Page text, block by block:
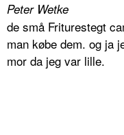
Peter Wetke
de små Friturestegt
man købe dem. og ja
mor da jeg var lille.